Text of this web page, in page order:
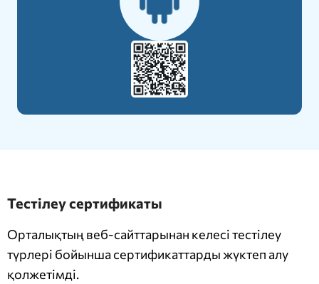
Тестілеу сертификаты
Орталықтың веб-сайттарынан келесі тестілеу
түрлері бойынша сертификаттарды жүктеп алу
қолжетімді.